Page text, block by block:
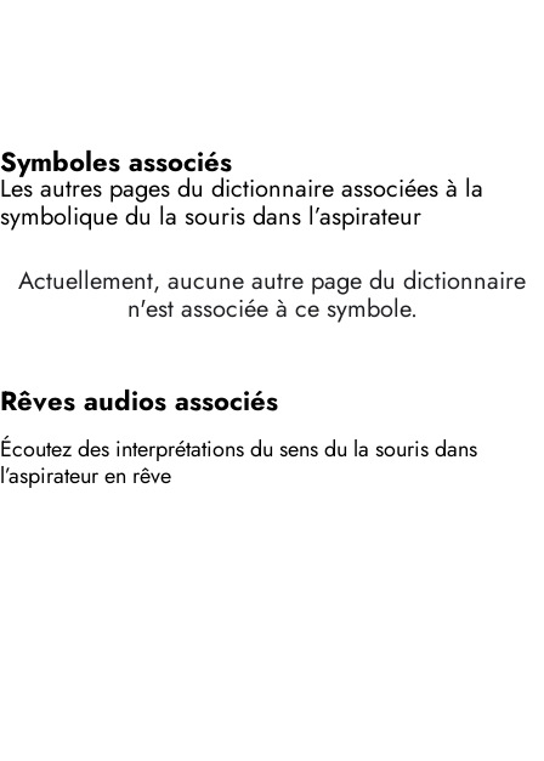
Symboles associés
Les autres pages du dictionnaire associées à la
symbolique du la souris dans l’aspirateur
Actuellement, aucune autre page du dictionnaire
n'est associée à ce symbole.
Rêves audios associés
Écoutez des interprétations du sens du la souris dans
l’aspirateur en rêve